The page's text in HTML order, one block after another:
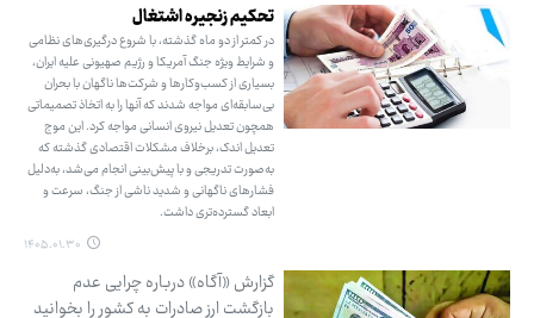
تحکیم زنجیره اشتغال
در کمتر از دو ماه گذشته، با شروع درگیری‌های نظامی
و شرایط ویژه جنگ آمریکا و رژیم صهیونی علیه ایران،
بسیاری از کسب‌وکارها و شرکت‌ها ناگهان با بحران
بی‌سابقه‌ای مواجه شدند که آنها را به اتخاذ تصمیماتی
همچون تعدیل نیروی انسانی مواجه کرد. این موج
تعدیل اندک، برخلاف مشکلات اقتصادی گذشته که
به‌صورت تدریجی و با پیش‌بینی انجام می‌شد، به‌دلیل
فشارهای ناگهانی و شدید ناشی از جنگ، سرعت و
ابعاد گسترده‌تری داشت.
۱۴۰۵.۰۱.۳۰
گزارش «آگاه» درباره چرایی عدم
بازگشت ارز صادرات به کشور را بخوانید